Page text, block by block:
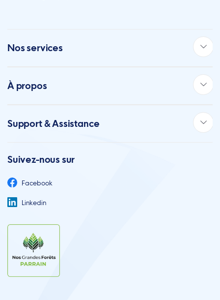
Nos services
À propos
Support & Assistance
Suivez-nous sur
Facebook
Linkedin